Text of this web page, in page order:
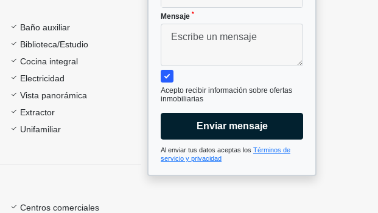
Baño auxiliar
Biblioteca/Estudio
Cocina integral
Electricidad
Vista panorámica
Extractor
Unifamiliar
Centros comerciales
Mensaje *
Acepto recibir información sobre ofertas
inmobiliarias
Enviar mensaje
Al enviar tus datos aceptas los Términos de
servicio y privacidad